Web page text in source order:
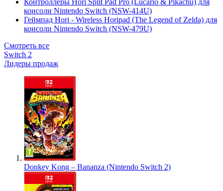
Контроллеры Hori Split Pad Pro (Lucario & Pikachu) для
консоли Nintendo Switch (NSW-414U)
Геймпад Hori - Wireless Horipad (The Legend of Zelda) для
консоли Nintendo Switch (NSW-479U)
Смотреть все
Switch 2
Лидеры продаж
Donkey Kong – Bananza (Nintendo Switch 2)